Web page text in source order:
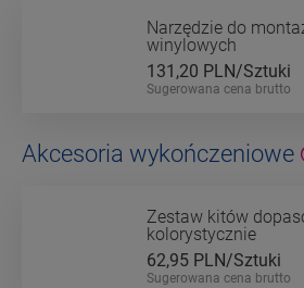
Narzędzie do
winylowych
131,20 PLN/Sztuki
Sugerowana cena brutto
Akcesoria wykończeniowe
Zestaw kitów
kolorystycznie
62,95 PLN/Sztuki
Sugerowana cena brutto